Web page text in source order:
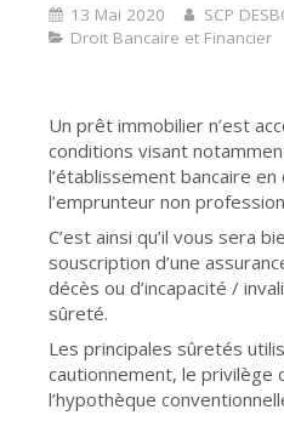
13 Mai 2020
SCP
Droit Bancaire et Financier
Un prêt immobilier n’est
conditions visant
l’établissement bancaire
l’emprunteur non
C’est ainsi qu’il vous sera
souscription d’une
décès ou d’incapacité /
sûreté.
Les principales sûretés
cautionnement, le
l’hypothèque